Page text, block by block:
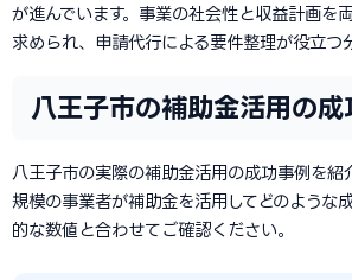
が進んでいます。事業の社会性と収益計画を
求められ、申請代行による要件整理が役立つ
八王子市の補助金活用の成
八王子市の実際の補助金活用の成功事例を紹
規模の事業者が補助金を活用してどのような
的な数値と合わせてご確認ください。